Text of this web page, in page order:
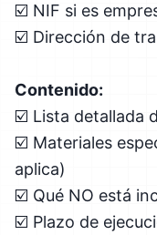
☑️ NIF si es
☑️ Dirección de
Contenido:
☑️ Lista detallada
☑️ Materiales
aplica)
☑️ Qué NO está
☑️ Plazo de